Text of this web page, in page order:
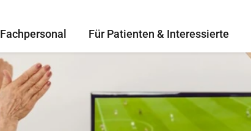
Für Patienten & Interessierte